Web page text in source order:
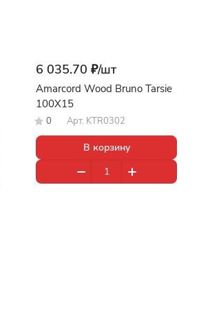
6 035.70 ₽/шт
Amarcord Wood Bruno Tarsie
100X15
0 Арт. KTR0302
В корзину